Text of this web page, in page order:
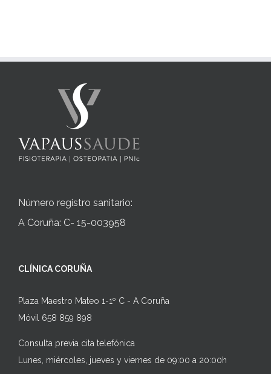
Número registro sanitario:
A Coruña: C- 15-003958
CLÍNICA CORUÑA
Plaza Maestro Mateo 1-1º C - A Coruña
Móvil 658 859 898
Consulta previa cita telefónica
Lunes, miércoles, jueves y viernes de 09:00 a 20:00h